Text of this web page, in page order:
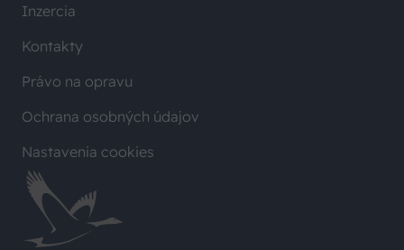
Inzercia
Kontakty
Právo na opravu
Ochrana osobných údajov
Nastavenia cookies